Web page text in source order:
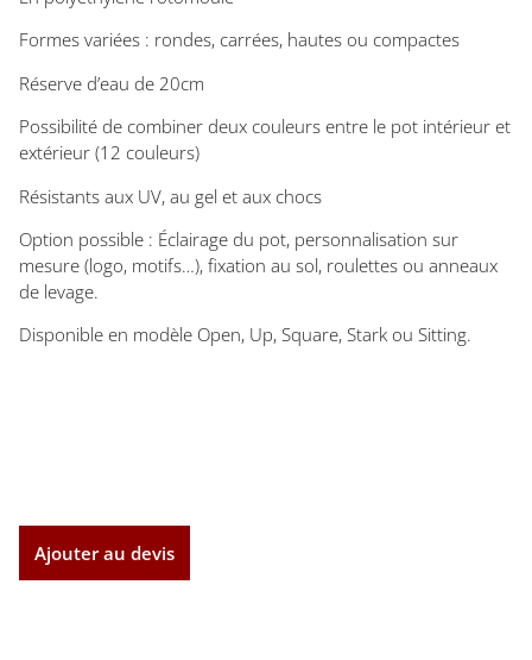
Formes variées : rondes, carrées, hautes ou compactes
Réserve d’eau de 20cm
Possibilité de combiner deux couleurs entre le pot intérieur et
extérieur (12 couleurs)
Résistants aux UV, au gel et aux chocs
Option possible : Éclairage du pot, personnalisation sur
mesure (logo, motifs…), fixation au sol, roulettes ou anneaux
de levage.
Disponible en modèle Open, Up, Square, Stark ou Sitting.
Ajouter au devis